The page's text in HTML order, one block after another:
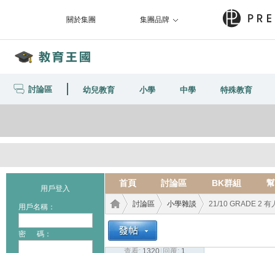
關於集團 集團品牌
討論區 幼兒教育 小學 中學 特殊教育
用戶登入
用戶名稱：
密 碼：
首頁 討論區 BK群組
討論區 小學雜談 21/10 GRADE 2 有
查看: 1320 回覆: 1